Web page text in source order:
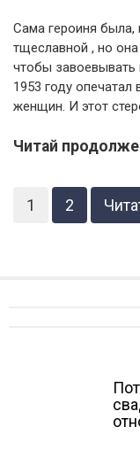
Сама героиня была,
тщеславной , но
чтобы
1953 году
женщин. И этот
Читай
1 2